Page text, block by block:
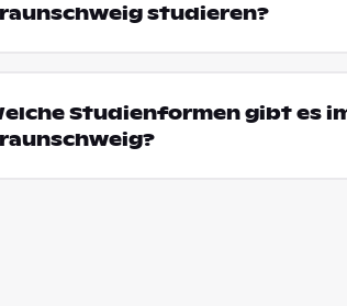
studieren?
Studienformen gibt es